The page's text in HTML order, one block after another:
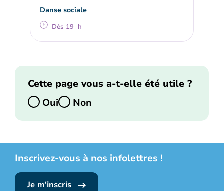
Danse sociale
Dès 19 h
Cette page vous a-t-elle été utile ?
Oui
Non
Inscrivez-vous à nos infolettres !
Je m'inscris